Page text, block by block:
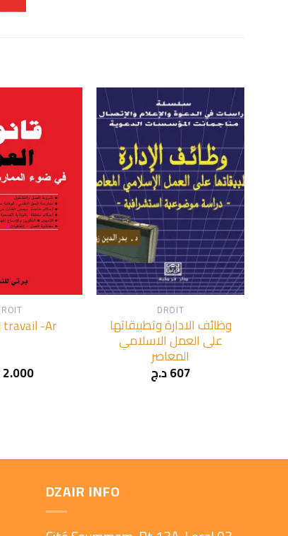
travail -Ar
2.000
+
DROIT
وظائف الادارة وتطبيقاتها
على العمل الاسلامي
المعاصر
607د.ج
DZAIR INFO